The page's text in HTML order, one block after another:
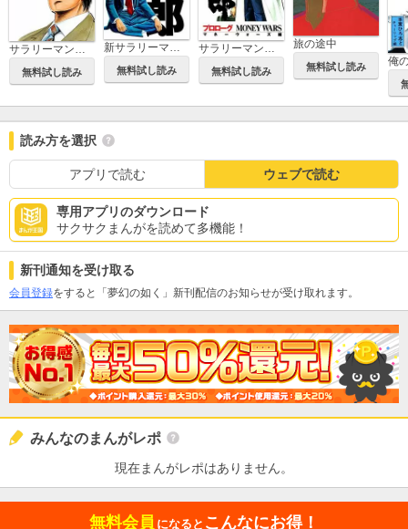
サラリーマン金太郎
無料試し読み 無料試し読み
サラリーマン金太郎 －マネーウォーズ編－
無料試し読み
旅の途中
無料試し読み 俺
読み方を選択
アプリで読む ウェブで読む
専用アプリのダウンロード
サクサクまんがを読めて多機能！
新刊通知を受け取る
会員登録をすると「夢幻の如く」新刊配信のお知らせが受け取れます。
みんなのまんがレポ
現在まんがレポはありません。
無料会員 になると こんなにお得！